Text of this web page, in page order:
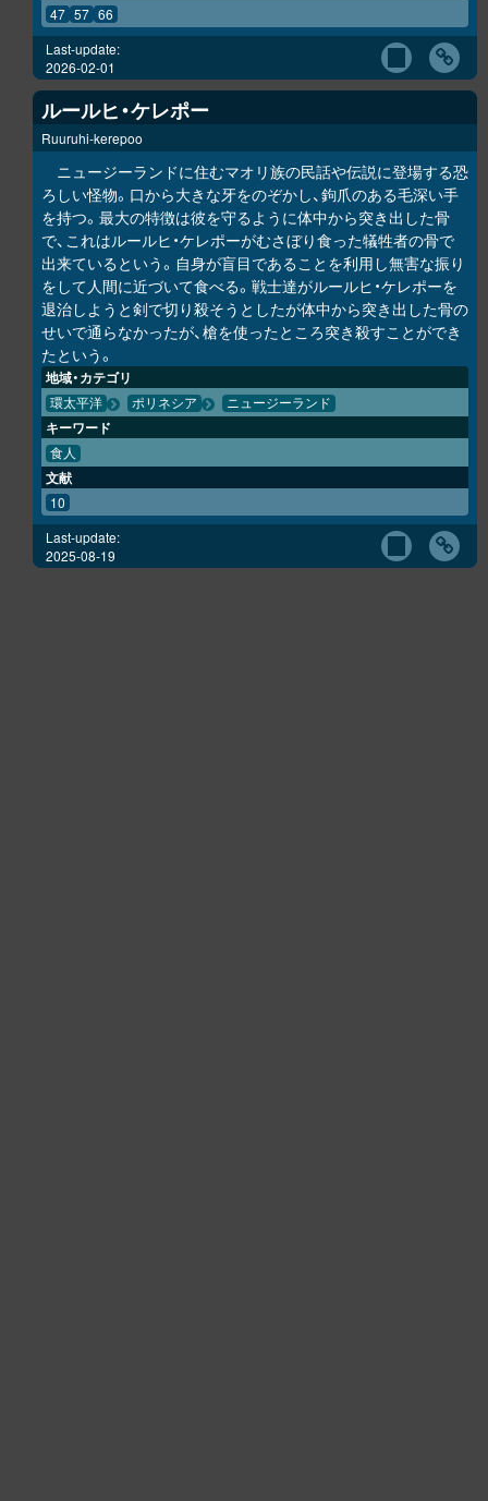
47 57 66
Last-update:
2026-02-01
ルールヒ・ケレポー
Ruuruhi-kerepoo
ニュージーランドに住むマオリ族の民話や伝説に登場する恐
ろしい怪物。口から大きな牙をのぞかし、鉤爪のある毛深い手
を持つ。最大の特徴は彼を守るように体中から突き出した骨
で、これはルールヒ・ケレポーがむさぼり食った犠牲者の骨で
出来ているという。自身が盲目であることを利用し無害な振り
をして人間に近づいて食べる。戦士達がルールヒ・ケレポーを
退治しようと剣で切り殺そうとしたが体中から突き出した骨の
せいで通らなかったが、槍を使ったところ突き殺すことができ
たという。
地域・カテゴリ
環太平洋 ポリネシア ニュージーランド
キーワード
食人
文献
10
Last-update:
2025-08-19